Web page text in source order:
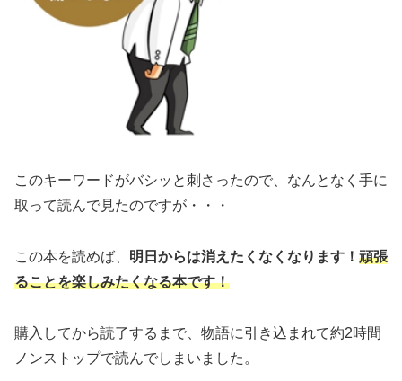
このキーワードがバシッと刺さったので、なんとなく手に
取って読んで見たのですが・・・
この本を読めば、 明日からは消えたくなくなります！ 頑張
ることを楽しみたくなる本です！
購入してから読了するまで、物語に引き込まれて約2時間
ノンストップで読んでしまいました。